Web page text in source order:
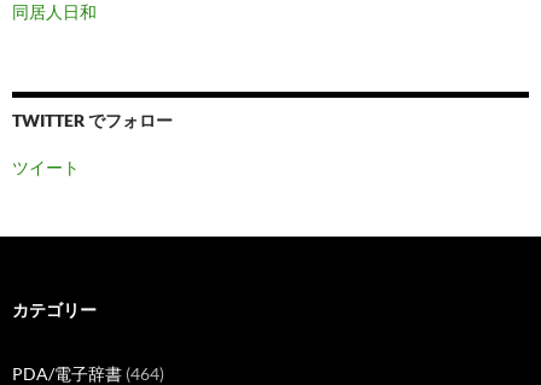
同居人日和
TWITTER でフォロー
ツイート
カテゴリー
PDA/電子辞書 (464)